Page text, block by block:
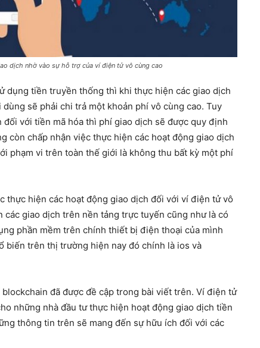
dịch nhờ vào sự hỗ trợ của ví điện tử vô cùng cao
dụng tiền truyền thống thì khi thực hiện các giao dịch
sẽ phải chi trả một khoản phí vô cùng cao. Tuy
với tiền mã hóa thì phí giao dịch sẽ được quy định
còn chấp nhận việc thực hiện các hoạt động giao dịch
phạm vi trên toàn thế giới là không thu bất kỳ một phí
thực hiện các hoạt động giao dịch đối với ví điện tử vô
giao dịch trên nền tảng trực tuyến cũng như là có
phần mềm trên chính thiết bị điện thoại của mình
biến trên thị trường hiện nay đó chính là ios và
đã được đề cập trong bài viết trên. Ví điện tử
những nhà đầu tư thực hiện hoạt động giao dịch tiền
thông tin trên sẽ mang đến sự hữu ích đối với các